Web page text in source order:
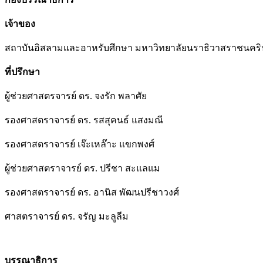
เจ้าของ
สถาบันอิสลามและอาหรับศึกษา มหาวิทยาลัยนราธิวาสราชนค
ที่ปรึกษา
ผู้ช่วยศาสตรจารย์ ดร. จงรัก พลาศัย
รองศาสตราจารย์ ดร. รสสุคนธ์ แสงมณี
รองศาสตราจารย์ เจ๊ะเหล๊าะ แขกพงศ์
ผู้ช่วยศาสตราจารย์ ดร. ปรีชา สะแลแม
รองศาสตราจารย์ ดร. อานิส พัฒนปรีชาวงศ์
ศาสตราจารย์ ดร. จรัญ มะลูลีม
บรรณาธิการ